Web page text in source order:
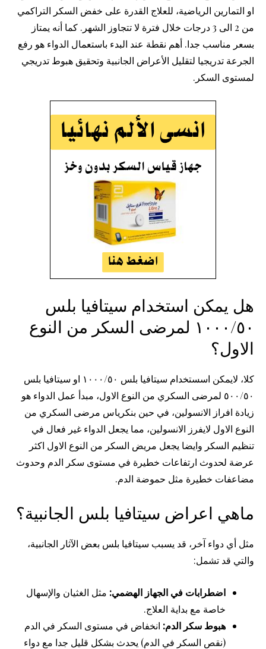
او التمارين الرياضية، للعلاج القدرة على خفض السكر التراكمي
من 2 الى 3 درجات خلال فترة لا تتجاوز الشهر. كما أنه يمتاز
بسعر مناسب جدا. أهم نقطة عند البدء باستعمال الدواء هو رفع
الجرعة تدريجيا لتقليل الأعراض الجانبية وتحقيق هبوط تدريجي
لمستوى السكر.
هل يمكن استخدام سيتافيا بلس
١٠٠٠/٥٠ لمرضى السكر من النوع
الاول؟
كلا، لايمكن اسستخدام سيتافيا بلس ١٠٠٠/٥٠ او سيتافيا بلس
٥٠٠/٥٠ لمرضى السكري من النوع الاول، مبدأ عمل الدواء هو
زيادة افراز الانسولين، في حين بنكرياس مرضى السكري من
النوع الاول لايفرز الانسولين، مما يجعل الدواء غير فعال في
تنظيم السكر وايضا يجعل مريض السكر من النوع الاول اكثر
عرضة لحدوث ارتفاعات خطيرة في مستوى سكر الدم وحدوث
مضاعفات خطيرة مثل حموضة الدم.
ماهي اعراض سيتافيا بلس الجانبية؟
مثل أي دواء آخر، قد يسبب سيتافيا بلس بعض الآثار الجانبية،
والتي قد تشمل:
اضطرابات في الجهاز الهضمي: مثل الغثيان والإسهال
خاصة مع بداية العلاج.
هبوط سكر الدم: انخفاض في مستوى السكر في الدم
(نقص السكر في الدم) يحدث بشكل قليل جدا مع دواء